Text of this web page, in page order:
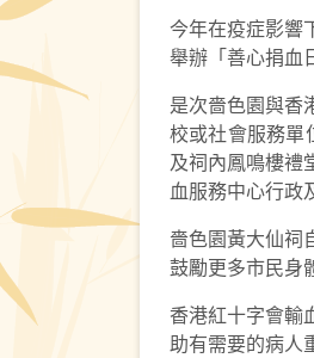
今年在疫症影響
舉辦「善心捐血
是次嗇色園與香
校或社會服務單
及祠內鳳鳴樓禮
血服務中心行政
嗇色園黃大仙祠
鼓勵更多市民身
香港紅十字會輸
助有需要的病人